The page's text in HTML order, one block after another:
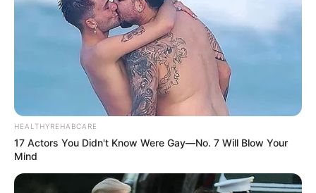
HEALTHYREHABCARE
17 Actors You Didn't Know Were Gay—No. 7 Will Blow Your
Mind